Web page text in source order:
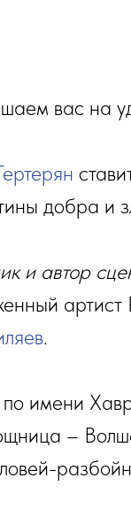
вас на
добра и
и автор
.
имени
–